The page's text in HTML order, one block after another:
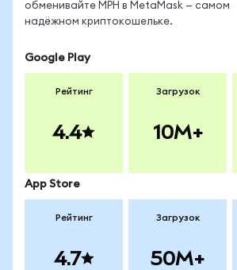
обменивайте MPH в MetaMask — самом
надёжном криптокошельке.
Google Play
Рейтинг
4.4
Загрузок
10M+
App Store
Рейтинг
4.7
Загрузок
50M+